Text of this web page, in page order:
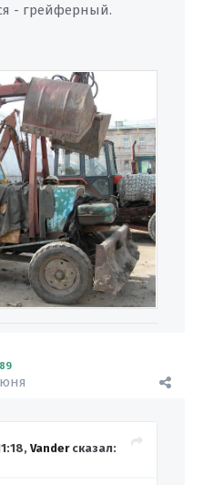
- грейферный.
Vanderсказал: